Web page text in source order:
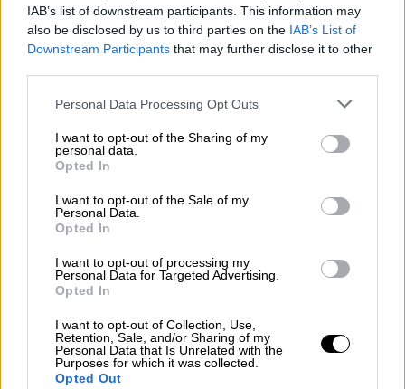
IAB’s list of downstream participants. This information may
also be disclosed by us to third parties on the IAB’s List of
Downstream Participants that may further disclose it to other
Please note that this website/app uses one or more Google
not limited to your visit or usage behaviour. You may click to
grant or deny consent to Google and its third-party tags to
use your data for below specified purposes in below Google
consent section.
Personal Data Processing Opt Outs
I want to opt-out of the Sharing of my
personal data.
Opted In
I want to opt-out of the Sale of my
Personal Data.
Opted In
I want to opt-out of processing my
Personal Data for Targeted Advertising.
Opted In
I want to opt-out of Collection, Use,
Retention, Sale, and/or Sharing of my
Personal Data that Is Unrelated with the
Purposes for which it was collected.
Opted Out